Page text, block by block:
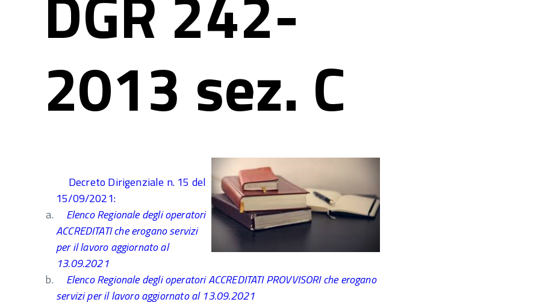
2013 sez. C
Decreto Dirigenziale n. 15 del
15/09/2021:
Elenco Regionale degli operatori
ACCREDITATI che erogano servizi
per il lavoro aggiornato al
13.09.2021
Elenco Regionale degli operatori ACCREDITATI PROVVISORI che erogano
servizi per il lavoro aggiornato al 13.09.2021